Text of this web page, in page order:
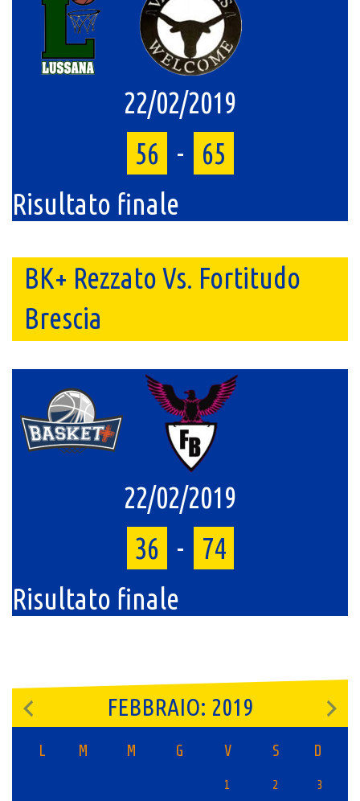
22/02/2019
56 -
65
Risultato finale
BK+ Rezzato Vs. Fortitudo
Brescia
22/02/2019
36 -
74
Risultato finale
FEBBRAIO: 2019
L M M G V S D
1 2 3